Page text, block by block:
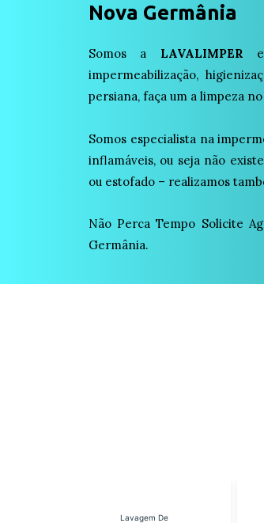
Nova Germânia
Somos a LAVALIMPER
impermeabilização,
persiana, faça um a limpeza
Somos especialista na
inflamáveis, ou seja não
ou estofado – realizamos
Não Perca Tempo Solicite
Germânia.
Lavagem De